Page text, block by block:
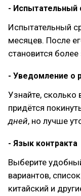
- Испытательный
Испытательный
месяцев. После
становится
- Уведомление о
Узнайте, сколько
придётся
дней, но лучше
- Язык контракта
Выберите
вариантов,
китайский и